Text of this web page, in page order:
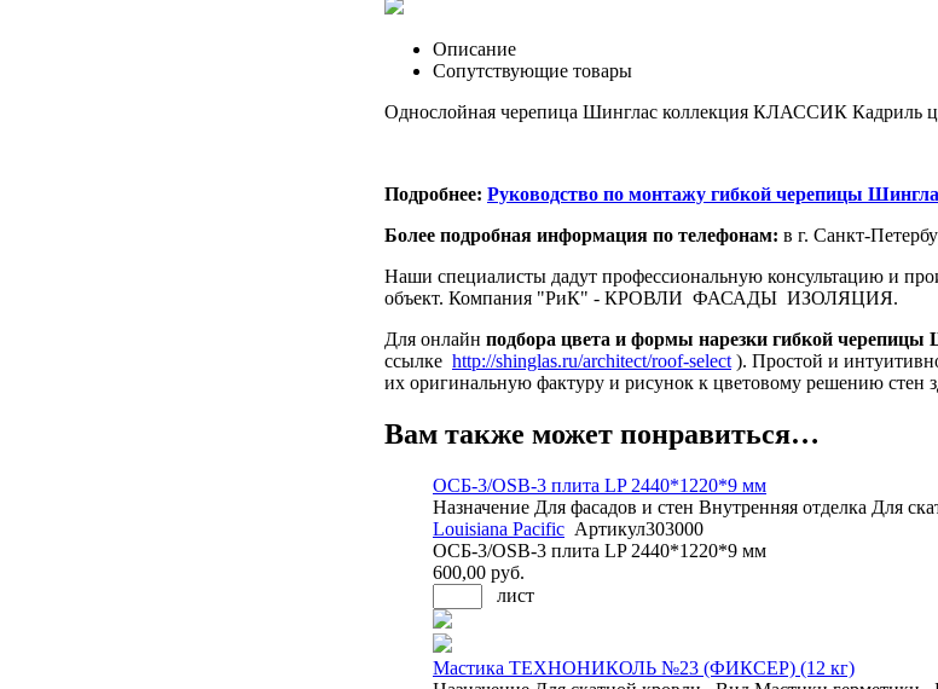
Описание
Сопутствующие товары
Однослойная черепица Шинглас коллекция КЛАССИК Кадриль
Подробнее: Руководство по монтажу гибкой черепицы
Более подробная информация по телефонам: в г. Санкт-
Наши специалисты дадут профессиональную консультацию и
объект. Компания "РиК" - КРОВЛИ ФАСАДЫ ИЗОЛЯЦИЯ.
Для онлайн подбора цвета и формы нарезки гибкой черепицы
ссылке http://shinglas.ru/architect/roof-select ). Простой и
их оригинальную фактуру и рисунок к цветовому решению стен
Вам также может понравиться…
ОСБ-3/OSB-3 плита LP 2440*1220*9 мм
Назначение Для фасадов и стен Внутренняя отделка Для
Louisiana Pacific Артикул303000
ОСБ-3/OSB-3 плита LP 2440*1220*9 мм
600,00 руб.
лист
Мастика ТЕХНОНИКОЛЬ №23 (ФИКСЕР) (12 кг)